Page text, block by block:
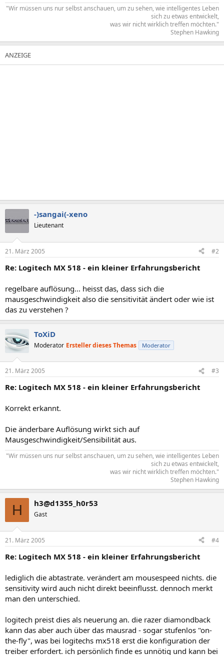
"Wir müssen uns nur selbst anschauen, um zu sehen, wie intelligentes Leben
sich zu etwas entwickelt,
was wir nicht wirklich treffen möchten."​
Stephen Hawking​
-)sangai(-xeno
Lieutenant
21. März 2005 #2
Re: Logitech MX 518 - ein kleiner Erfahrungsbericht
regelbare auflösung... heisst das, dass sich die
mausgeschwindigkeit also die sensitivität ändert oder wie ist
das zu verstehen ?
ToXiD
Moderator Ersteller dieses Themas Moderator
21. März 2005 #3
Re: Logitech MX 518 - ein kleiner Erfahrungsbericht
Korrekt erkannt.
Die änderbare Auflösung wirkt sich auf
Mausgeschwindigkeit/Sensibilität aus.
"Wir müssen uns nur selbst anschauen, um zu sehen, wie intelligentes Leben
sich zu etwas entwickelt,
was wir nicht wirklich treffen möchten."​
Stephen Hawking​
H h3@d1355_h0r53
Gast
21. März 2005 #4
Re: Logitech MX 518 - ein kleiner Erfahrungsbericht
lediglich die abtastrate. verändert am mousespeed nichts. die
sensitivity wird auch nicht direkt beeinflusst. dennoch merkt
man den unterschied.
logitech preist dies als neuerung an. die razer diamondback
kann das aber auch über das mausrad - sogar stufenlos "on-
the-fly", was bei logitechs mx518 erst die konfiguration der
treiber erfordert. ich persönlich finde es unnötig und kann bei